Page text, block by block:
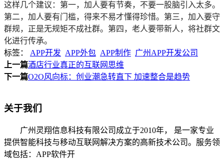
这样几个建议：第一，加人要有节奏，不要一股脑引入太多。
第二，加人要有门槛，得来不易才懂得珍惜。第三，加入要守
群规，正是无规矩不成社群。第四，老人要带新人，将社群文
化进行传承。
标签： APP开发 APP外包 APP制作 广州APP开发公司
上一篇酒店行业真正的互联网思维
下一篇O2O风向标：创业潮急转直下 加速整合是趋势
关于我们
广州灵翔信息科技有限公司成立于2010年， 是一家专业
提供智能科技与移动互联网解决方案的高新技术公司。服务领
域包括：APP软件开